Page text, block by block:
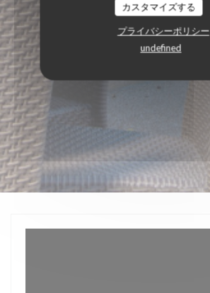
カスタマイズする
プライバシーポリシー
undefined